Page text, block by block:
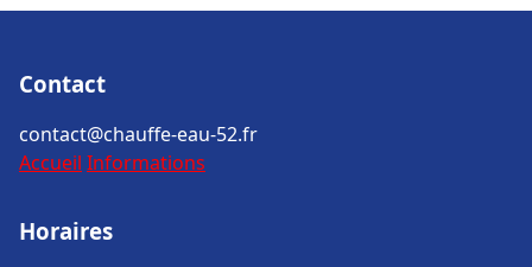
Contact
contact@chauffe-eau-52.fr
Accueil Informations
Horaires